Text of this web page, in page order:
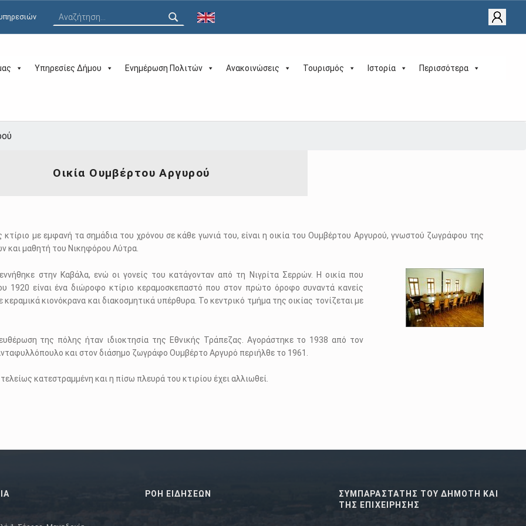
Υπηρεσίες Δήμου Ενημέρωση Πολιτών Ανακοινώσεις Τουρισμός Ιστορία Περισσότερα
Οικία Ουμβέρτου Αργυρού
κτίριο με εμφανή τα σημάδια του χρόνου σε κάθε γωνιά του, είναι η οικία του Ουμβέρτου Αργυρού, γνωστού ζωγράφου της
και μαθητή του Νικηφόρου Λύτρα.
στην Καβάλα, ενώ οι γονείς του κατάγονταν από τη Νιγρίτα Σερρών. Η οικία που
1920 είναι ένα διώροφο κτίριο κεραμοσκεπαστό που στον πρώτο όροφο συναντά κανείς
κιονόκρανα και διακοσμητικά υπέρθυρα. Το κεντρικό τμήμα της οικίας τονίζεται με
της πόλης ήταν ιδιοκτησία της Εθνικής Τράπεζας. Αγοράστηκε το 1938 από τον
και στον διάσημο ζωγράφο Ουμβέρτο Αργυρό περιήλθε το 1961.
κατεστραμμένη και η πίσω πλευρά του κτιρίου έχει αλλιωθεί.
ΡΟΗ ΕΙΔΗΣΕΩΝ
ΣΥΜΠΑΡΑΣΤΑΤΗΣ ΤΟΥ ΔΗΜΟΤΗ ΚΑΙ
ΤΗΣ ΕΠΙΧΕΙΡΗΣΗΣ